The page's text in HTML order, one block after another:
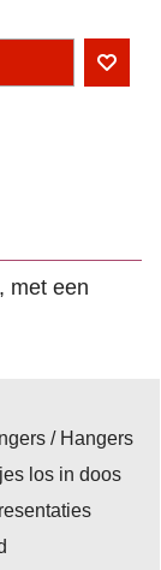
met een
/ Hangers
los in doos